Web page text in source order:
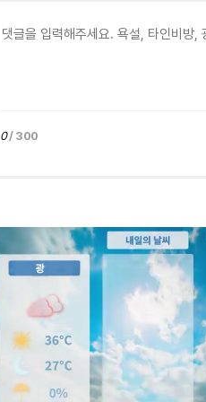
0/ 300